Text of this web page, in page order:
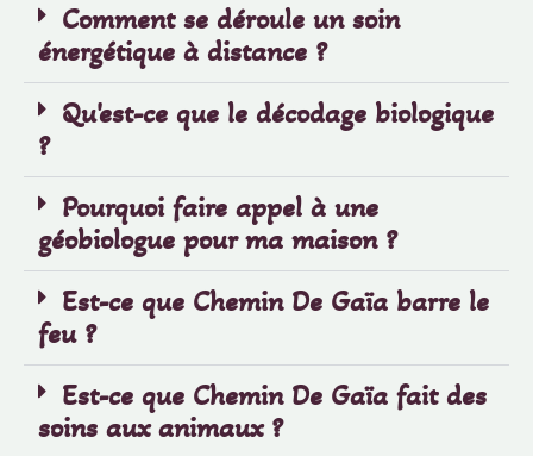
Comment se déroule un soin
énergétique à distance ?
Qu'est-ce que le décodage biologique
?
Pourquoi faire appel à une
géobiologue pour ma maison ?
Est-ce que Chemin De Gaïa barre le
feu ?
Est-ce que Chemin De Gaïa fait des
soins aux animaux ?